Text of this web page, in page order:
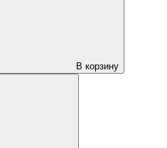
В корзину